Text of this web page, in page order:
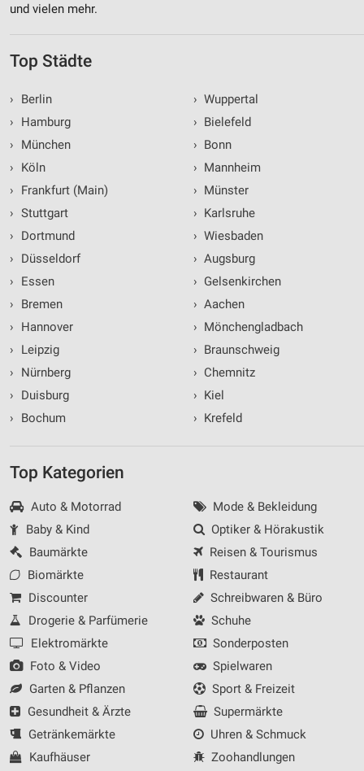
und vielen mehr.
Top Städte
›
Berlin
›
Hamburg
›
München
›
Köln
›
Frankfurt (Main)
› Stuttgart
›
Dortmund
›
Düsseldorf
›
Essen
›
Bremen
›
Hannover
›
Leipzig
›
Nürnberg
›
Duisburg
›
Bochum
› Wuppertal
› Bielefeld
› Bonn
› Mannheim
› Münster
› Karlsruhe
› Wiesbaden
› Augsburg
› Gelsenkirchen
› Aachen
› Mönchengladbach
› Braunschweig
› Chemnitz
› Kiel
› Krefeld
Top Kategorien
Auto & Motorrad
Baby & Kind
Baumärkte
Biomärkte
Discounter
Drogerie & Parfümerie
Elektromärkte
Foto & Video
Garten & Pflanzen
Gesundheit & Ärzte
Getränkemärkte
Kaufhäuser
Mode & Bekleidung
Optiker & Hörakustik
Reisen & Tourismus
Restaurant
Schreibwaren & Büro
Schuhe
Sonderposten
Spielwaren
Sport & Freizeit
Supermärkte
Uhren & Schmuck
Zoohandlungen